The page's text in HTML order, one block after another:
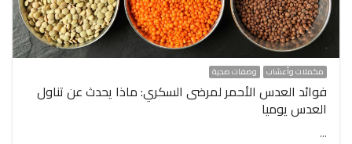
مكملات وأعشاب وصفات صحية
فوائد العدس الأحمر لمرضى السكري: ماذا يحدث عن تناول
العدس يوميا
…